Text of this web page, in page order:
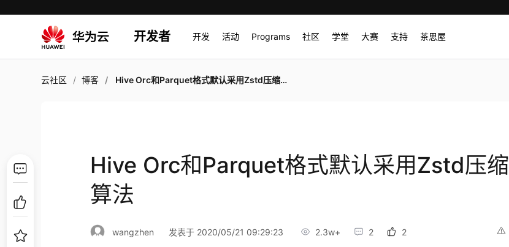
开发者 开发 活动 Programs 社区 学堂 大赛 支持 茶思屋
云社区 博客 Hive Orc和Parquet格式默认采用Zstd压缩算法
Hive Orc和Parquet格式默认采用Zstd压缩
算法
wangzhen 发表于 2020/05/21 09:29:23 2.3w+ 2 2